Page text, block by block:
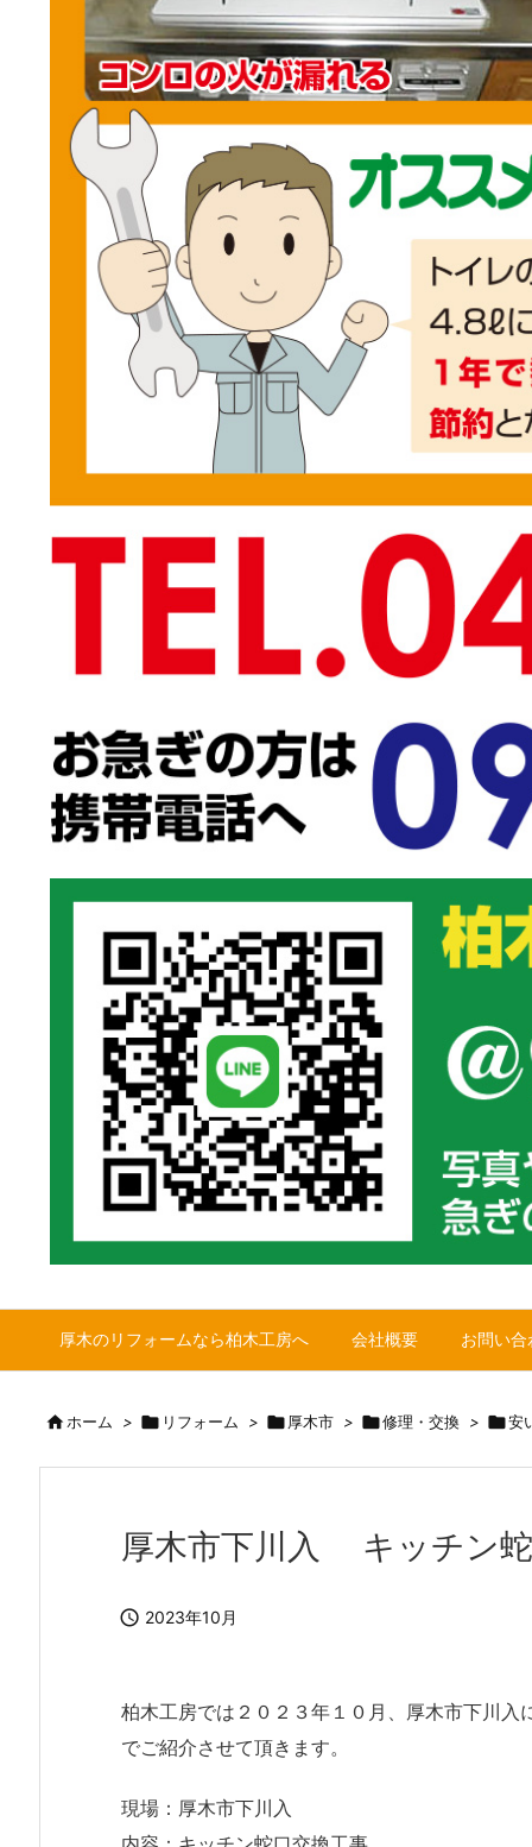
厚木のリフォームなら柏木工房へ 会社概要 お問い合
ホーム >  リフォーム > 厚木市 > 修理・交換 > 安
厚木市下川入 キッチン
 2023年10月
柏木工房では２０２３年１０月、厚木市下川
でご紹介させて頂きます。
現場：厚木市下川入